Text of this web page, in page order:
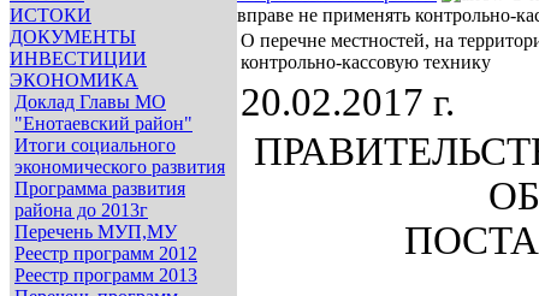
ИСТОКИ
ДОКУМЕНТЫ
ИНВЕСТИЦИИ
ЭКОНОМИКА
Доклад Главы МО
"Енотаевский район"
Итоги социального
экономического развития
Программа развития
района до 2013г
Перечень МУП,МУ
Реестр программ 2012
Реестр программ 2013
вправе не применять контрольно-
О перечне местностей, на
контрольно-кассовую технику
20.02.2017 г.